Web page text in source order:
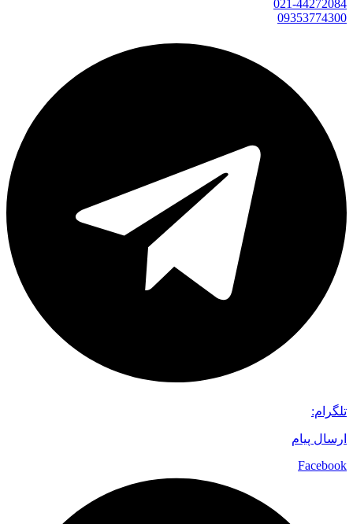
021-44272084
09353774300
تلگرام:
ارسال پیام
Facebook